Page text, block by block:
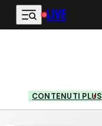
Vai al contenuto principale
LIVE
CONTENUTI PLUS